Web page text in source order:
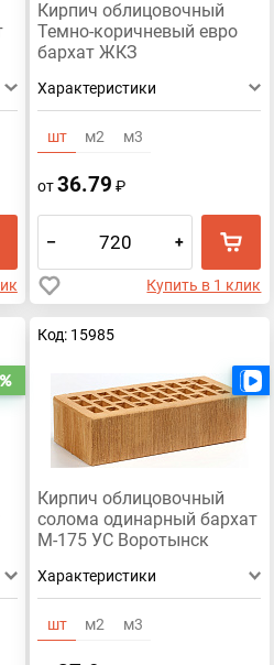
Кирпич облицовочный
Темно-коричневый евро
бархат ЖКЗ
Характеристики
шт м2 м3
от36.79 ₽
– +
Купить в 1 клик
Код: 15985
Кирпич облицовочный
солома одинарный бархат
М-175 УС Воротынск
Характеристики
шт м2 м3